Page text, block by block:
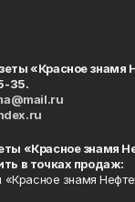
«Красное знамя
35.
«Красное знамя
в точках продаж:
«Красное знамя